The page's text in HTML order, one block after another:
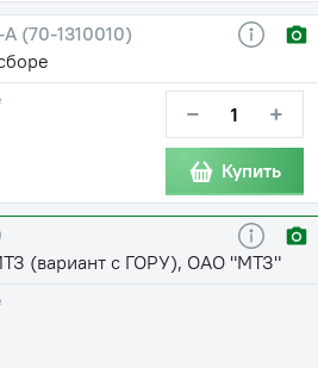
(70-1310010)
− +
Купить
(вариант с ГОРУ), ОАО "МТЗ"